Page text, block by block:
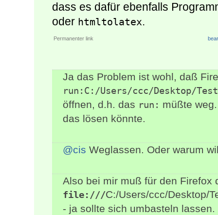
dass es dafür ebenfalls
oder htmltolatex.
Permanenter link
Ja das Problem ist wohl, daß
run:C:/Users/ccc/Desktop/
öffnen, d.h. das run: müßte
das lösen könnte.
@cis Weglassen. Oder warum
Also bei mir muß für den Firefox
file:///C:/Users/ccc/Desktop/
- ja sollte sich umbasteln